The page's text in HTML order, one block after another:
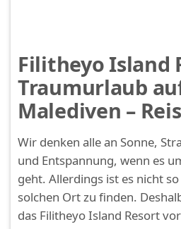
Filitheyo Island
Traumurlaub
Malediven –
Wir denken alle an Sonne,
und Entspannung, wenn es
geht. Allerdings ist es nicht
solchen Ort zu finden.
das Filitheyo Island Resort